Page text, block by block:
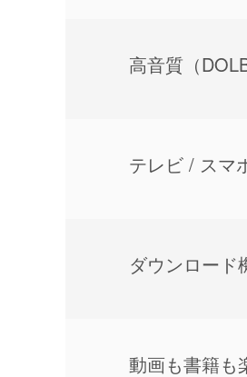
⾼⾳質（
テレビ / スマ
ダウンロード
動画も書籍も